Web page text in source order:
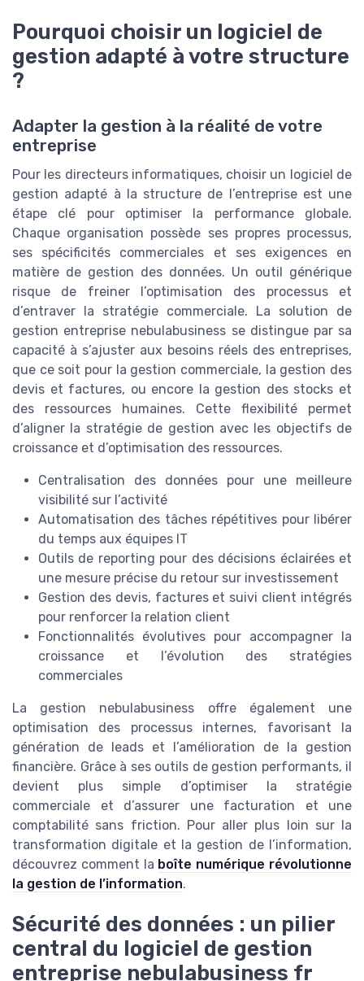
Pourquoi choisir un logiciel de
gestion adapté à votre structure
?
Adapter la gestion à la réalité de votre
entreprise
Pour les directeurs informatiques, choisir un logiciel de
gestion adapté à la structure de l’entreprise est une
étape clé pour optimiser la performance globale.
Chaque organisation possède ses propres processus,
ses spécificités commerciales et ses exigences en
matière de gestion des données. Un outil générique
risque de freiner l’optimisation des processus et
d’entraver la stratégie commerciale. La solution de
gestion entreprise nebulabusiness se distingue par sa
capacité à s’ajuster aux besoins réels des entreprises,
que ce soit pour la gestion commerciale, la gestion des
devis et factures, ou encore la gestion des stocks et
des ressources humaines. Cette flexibilité permet
d’aligner la stratégie de gestion avec les objectifs de
croissance et d’optimisation des ressources.
Centralisation des données pour une meilleure
visibilité sur l’activité
Automatisation des tâches répétitives pour libérer
du temps aux équipes IT
Outils de reporting pour des décisions éclairées et
une mesure précise du retour sur investissement
Gestion des devis, factures et suivi client intégrés
pour renforcer la relation client
Fonctionnalités évolutives pour accompagner la
croissance et l’évolution des stratégies
commerciales
La gestion nebulabusiness offre également une
optimisation des processus internes, favorisant la
génération de leads et l’amélioration de la gestion
financière. Grâce à ses outils de gestion performants, il
devient plus simple d’optimiser la stratégie
commerciale et d’assurer une facturation et une
comptabilité sans friction. Pour aller plus loin sur la
transformation digitale et la gestion de l’information,
découvrez comment la boîte numérique révolutionne
la gestion de l’information.
Sécurité des données : un pilier
central du logiciel de gestion
entreprise nebulabusiness fr